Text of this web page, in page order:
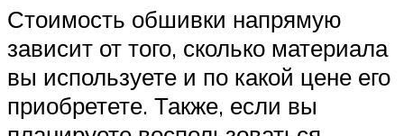
Стоимость обшивки напрямую
зависит от того, сколько материала
вы используете и по какой цене его
приобретете. Также, если вы